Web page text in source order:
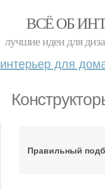
ВСЁ ОБ
лучшие идеи для
интерьер для
Правильный